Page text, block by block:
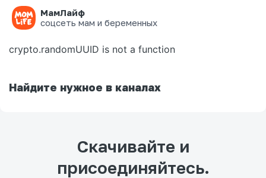
МамЛайф
соцсеть мам и беременных
Ошибка на странице
crypto.randomUUID is not a function
Найдите нужное в каналах
Скачивайте и
присоединяйтесь.